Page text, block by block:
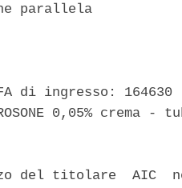
parallela
di ingresso: 164630
0,05% crema -
del titolare  AIC